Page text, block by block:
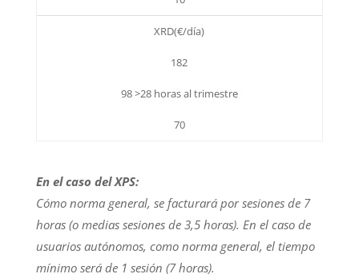
XRD(€/día)
182
98 >28 horas al trimestre
70
En el caso del XPS:
Cómo norma general, se facturará por sesiones de 7
horas (o medias sesiones de 3,5 horas). En el caso de
usuarios autónomos, como norma general, el tiempo
mínimo será de 1 sesión (7 horas).